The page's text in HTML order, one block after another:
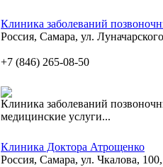
Клиника заболеваний
Россия, Самара, ул.
+7 (846) 265-08-50
Клиника заболеваний
медицинские услуги...
Клиника Доктора Атрощенко
Россия, Самара, ул. Чкалова,